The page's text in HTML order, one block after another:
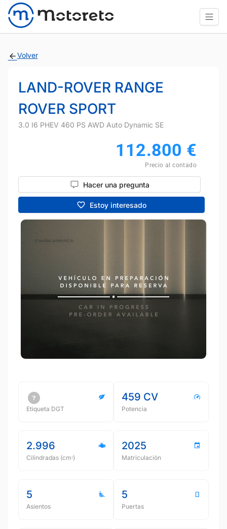
Volver
LAND-ROVER RANGE
ROVER SPORT
3.0 I6 PHEV 460 PS AWD Auto Dynamic SE
112.800 €
Precio al contado
Hacer una pregunta
Estoy interesado
Etiqueta DGT
459 CV
Potencia
2.996
Cilindradas (cmᵌ)
2025
Matriculación
5
Asientos
5
Puertas